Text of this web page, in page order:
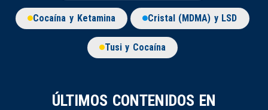
Cocaína y Ketamina Cristal (MDMA) y LSD
Tusi y Cocaína
ÚLTIMOS CONTENIDOS EN